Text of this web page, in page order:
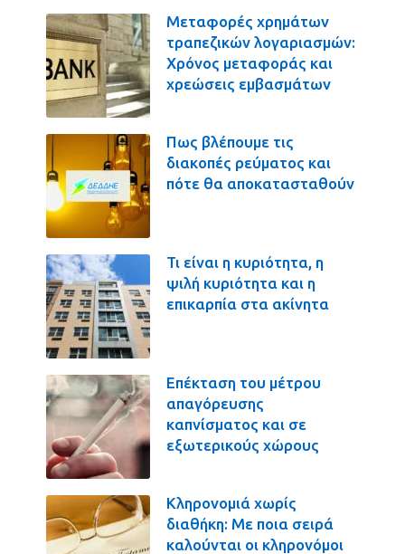
Μεταφορές χρημάτων
τραπεζικών λογαριασμών:
Χρόνος μεταφοράς και
χρεώσεις εμβασμάτων
Πως βλέπουμε τις
διακοπές ρεύματος και
πότε θα αποκατασταθούν
Τι είναι η κυριότητα, η
ψιλή κυριότητα και η
επικαρπία στα ακίνητα
Επέκταση του μέτρου
απαγόρευσης
καπνίσματος και σε
εξωτερικούς χώρους
Κληρονομιά χωρίς
διαθήκη: Με ποια σειρά
καλούνται οι κληρονόμοι